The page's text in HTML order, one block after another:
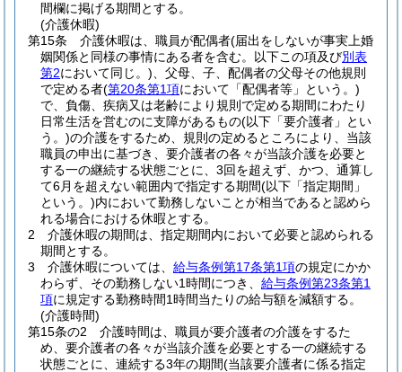
間欄に掲げる期間とする。
(介護休暇)
第15条
介護休暇は、職員が配偶者(届出をしないが事実上婚
姻関係と同様の事情にある者を含む。以下この項及び別表
第2において同じ。) 、父母、子、配偶者の父母その他規則
で定める者(第20条第1項において「配偶者等」という。)
で、負傷、疾病又は老齢により規則で定める期間にわたり
日常生活を営むのに支障があるもの(以下「要介護者」とい
う。)の介護をするため、規則の定めるところにより、当該
職員の申出に基づき、要介護者の各々が当該介護を必要と
する一の継続する状態ごとに、3回を超えず、かつ、通算し
て6月を超えない範囲内で指定する期間(以下「指定期間」
という。)内において勤務しないことが相当であると認めら
れる場合における休暇とする。
2
介護休暇の期間は、指定期間内において必要と認められる
期間とする。
3
介護休暇については、 給与条例第17条第1項の規定にかか
わらず、その勤務しない1時間につき、 給与条例第23条第1
項に規定する勤務時間1時間当たりの給与額を減額する。
(介護時間)
第15条の2
介護時間は、職員が要介護者の介護をするた
め、要介護者の各々が当該介護を必要とする一の継続する
状態ごとに、連続する3年の期間(当該要介護者に係る指定